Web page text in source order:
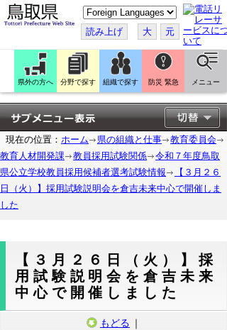
こ
の
ペ
ー
ジ
翻
訳
す
る
読み上げ 大 元
県外の方へ 分野で探す 組織で探す 防災 緊急 メニュー
現在の位置： ホーム 県の組織と仕事
教育委員会
教育人材開発課
教員採用試験関係
令和７年度鳥取
県公立学校教員採用候補者選考試験情報
【３月２６
日（火）】採用試験説明会を倉吉未来中心で開催しま
した
【３月２６日（火）】採
用試験説明会を倉吉未来
中心で開催しました
もどる ｜